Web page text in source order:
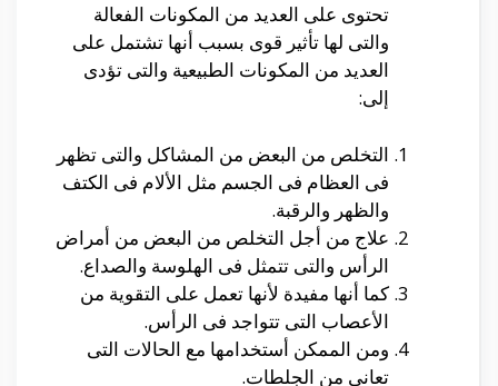
تحتوى على العديد من المكونات الفعالة
والتى لها تأثير قوى بسبب أنها تشتمل على
العديد من المكونات الطبيعية والتى تؤدى
إلى:
التخلص من البعض من المشاكل والتى تظهر
فى العظام فى الجسم مثل الألام فى الكتف
والظهر والرقبة.
علاج من أجل التخلص من البعض من أمراض
الرأس والتى تتمثل فى الهلوسة والصداع.
كما أنها مفيدة لأنها تعمل على التقوية من
الأعصاب التى تتواجد فى الرأس.
ومن الممكن أستخدامها مع الحالات التى
تعانى من الجلطات.